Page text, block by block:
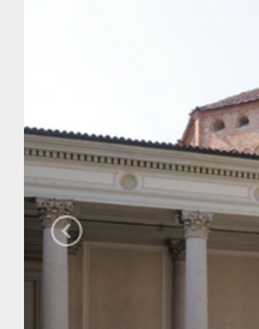
VOLUNTEERS
CONTACTS
PRESS